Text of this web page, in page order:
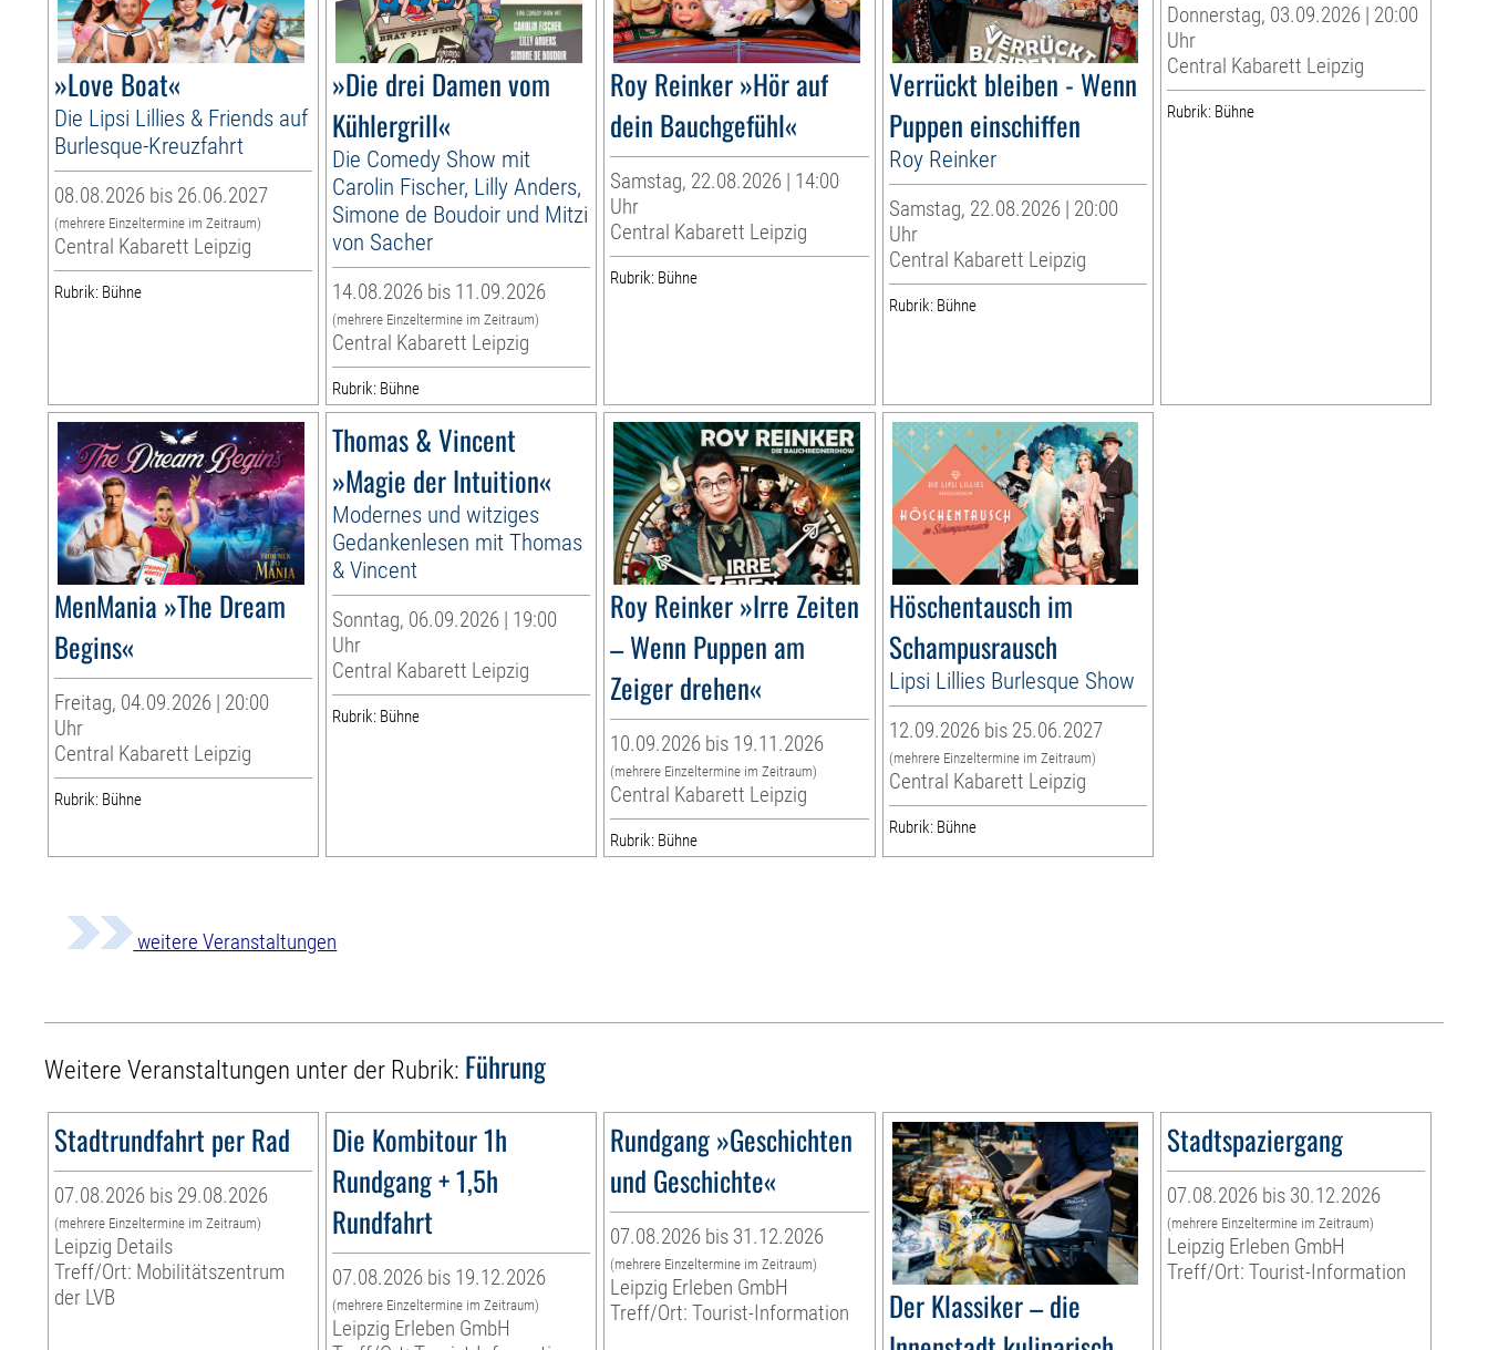
»Love Boat«
Die Lipsi Lillies & Friends auf
Burlesque-Kreuzfahrt
08.08.2026 bis 26.06.2027
(mehrere Einzeltermine im Zeitraum)
Central Kabarett Leipzig
Rubrik: Bühne
»Die drei Damen vom
Kühlergrill«
Die Comedy Show mit
Carolin Fischer, Lilly Anders,
Simone de Boudoir und Mitzi
von Sacher
14.08.2026 bis 11.09.2026
(mehrere Einzeltermine im Zeitraum)
Central Kabarett Leipzig
Rubrik: Bühne
Roy Reinker »Hör auf
dein Bauchgefühl«
Samstag, 22.08.2026 | 14:00
Uhr
Central Kabarett Leipzig
Rubrik: Bühne
Verrückt bleiben - Wenn
Puppen einschiffen
Roy Reinker
Samstag, 22.08.2026 | 20:00
Uhr
Central Kabarett Leipzig
Rubrik: Bühne
Donnerstag, 03.09.2026 | 20:00
Uhr
Central Kabarett Leipzig
Rubrik: Bühne
MenMania »The Dream
Begins«
Freitag, 04.09.2026 | 20:00
Uhr
Central Kabarett Leipzig
Rubrik: Bühne
Thomas & Vincent
»Magie der Intuition«
Modernes und witziges
Gedankenlesen mit Thomas
& Vincent
Sonntag, 06.09.2026 | 19:00
Uhr
Central Kabarett Leipzig
Rubrik: Bühne
Roy Reinker »Irre Zeiten
– Wenn Puppen am
Zeiger drehen«
10.09.2026 bis 19.11.2026
(mehrere Einzeltermine im Zeitraum)
Central Kabarett Leipzig
Rubrik: Bühne
Höschentausch im
Schampusrausch
Lipsi Lillies Burlesque Show
12.09.2026 bis 25.06.2027
(mehrere Einzeltermine im Zeitraum)
Central Kabarett Leipzig
Rubrik: Bühne
weitere Veranstaltungen
Weitere Veranstaltungen unter der Rubrik: Führung
Stadtrundfahrt per Rad
07.08.2026 bis 29.08.2026
(mehrere Einzeltermine im Zeitraum)
Leipzig Details
Treff/Ort: Mobilitätszentrum
der LVB
Die Kombitour 1h
Rundgang + 1,5h
Rundfahrt
07.08.2026 bis 19.12.2026
(mehrere Einzeltermine im Zeitraum)
Leipzig Erleben GmbH
Rundgang »Geschichten
und Geschichte«
07.08.2026 bis 31.12.2026
(mehrere Einzeltermine im Zeitraum)
Leipzig Erleben GmbH
Treff/Ort: Tourist-Information
Der Klassiker – die
Stadtspaziergang
07.08.2026 bis 30.12.2026
(mehrere Einzeltermine im Zeitraum)
Leipzig Erleben GmbH
Treff/Ort: Tourist-Information